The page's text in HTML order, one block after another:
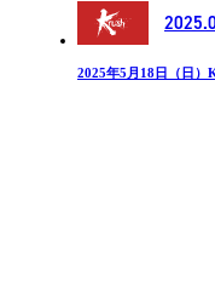
2025年5月18日（日）